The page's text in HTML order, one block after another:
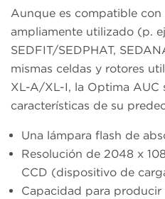
Aunque es compatible
ampliamente utilizado (p.
SEDFIT/SEDPHAT,
mismas celdas y rotores
XL-A/XL-I, la Optima AUC
características de su
Una lámpara flash de
Resolución de 2048 x
CCD (dispositivo de
Capacidad para producir